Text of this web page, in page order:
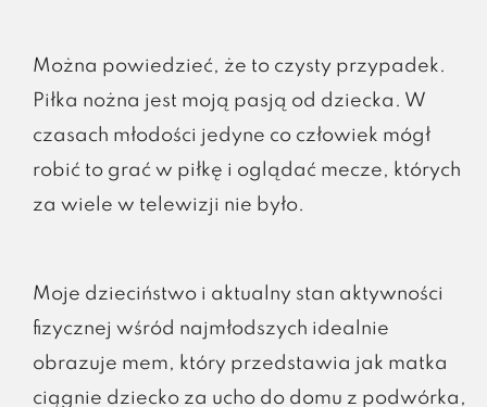
Można powiedzieć, że to czysty przypadek.
Piłka nożna jest moją pasją od dziecka. W
czasach młodości jedyne co człowiek mógł
robić to grać w piłkę i oglądać mecze, których
za wiele w telewizji nie było.
Moje dzieciństwo i aktualny stan aktywności
fizycznej wśród najmłodszych idealnie
obrazuje mem, który przedstawia jak matka
ciągnie dziecko za ucho do domu z podwórka,